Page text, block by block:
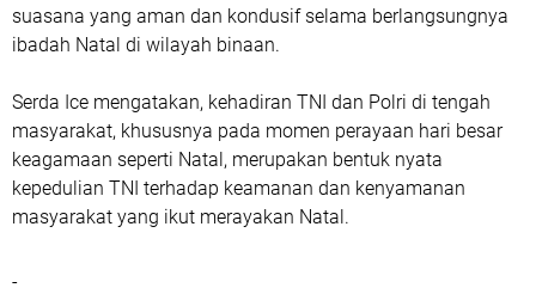
suasana yang aman dan kondusif selama berlangsungnya
ibadah Natal di wilayah binaan.
Serda Ice mengatakan, kehadiran TNI dan Polri di tengah
masyarakat, khususnya pada momen perayaan hari besar
keagamaan seperti Natal, merupakan bentuk nyata
kepedulian TNI terhadap keamanan dan kenyamanan
masyarakat yang ikut merayakan Natal.
-